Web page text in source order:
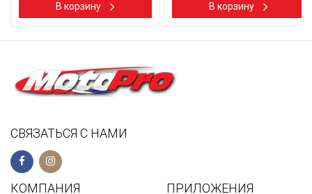
В корзину В корзину
СВЯЗАТЬСЯ С НАМИ
КОМПАНИЯ ПРИЛОЖЕНИЯ